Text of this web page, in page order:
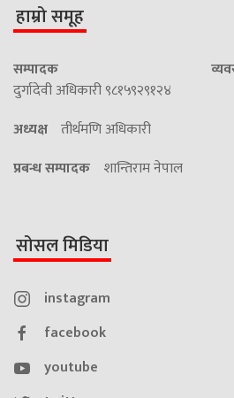
हाम्रो समूह
सम्पादक
दुर्गादेवी अधिकारी ९८१५९२९१२४
अध्यक्ष तीर्थमणि अधिकारी
प्रबन्ध सम्पादक शान्तिराम नेपाल
सोसल मिडिया
instagram
facebook
youtube